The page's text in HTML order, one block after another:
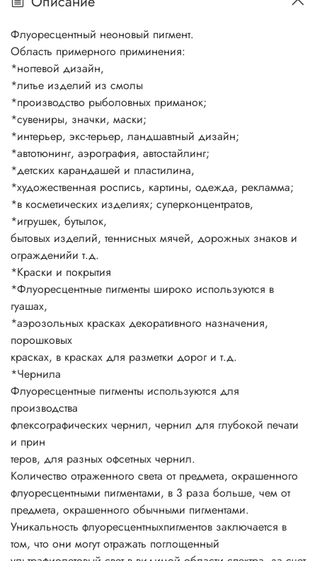
Флуоресцентные пигменты используются для
производства
флексографических чернил, чернил для глубокой печати
и прин
теров, для разных офсетных чернил.
Количество отраженного света от предмета, окрашенного
флуоресцентными пигментами, в 3 раза больше, чем от
предмета, окрашенного обычными пигментами.
Уникальность флуоресцентныхпигментов заключается в
том, что они могут отражать поглощенный
ультрафиолетовый свет в видимой области спектра, за счет
чего цвет пигмента выглядит более ярким и
привлекательным в сравнении с обычными пигментами.
Стандартизация
По своей природе флуоресцентные пигменты нетоксичны
и безопасны. В настоящее время не существует
международного стандарта для данного типа пигментов.
Однако при про
изводстве этих пигментов учитываются требования
следующих стандартов:
— EN 71 (часть 3), регламентирующий содержание
тяжелых металлов;
— ACMI—ASTM D 4236, подтверждающий нетоксичность;
— CTFA — разрешение для косметики;
— Резолюция АР 89 (1) — пищевой контакт.
Флуоресцентный неоновый пигмент.
Область примерного приминения:
*ногтевой дизайн,
*литье изделий из смолы
*производство рыболовных приманок;
*сувениры, значки, маски;
*интерьер, экс-терьер, ландшавтный дизайн;
*автотюнинг, аэрография, автостайлинг;
*детских карандашей и пластилина,
*художественная роспись, картины, одежда, рекламма;
*в косметических изделиях; суперконцентратов,
*игрушек, бутылок,
бытовых изделий, теннисных мячей, дорожных знаков и
огражденийи т.д.
*Краски и покрытия
*Флуоресцентные пигменты широко используются в
гуашах,
*аэрозольных красках декоративного назначения,
порошковых
красках, в красках для разметки дорог и т.д.
*Чернила
Флуоресцентные пигменты используются для
производства
флексографических чернил, чернил для глубокой печати
и прин
теров, для разных офсетных чернил.
Количество отраженного света от предмета, окрашенного
флуоресцентными пигментами, в 3 раза больше, чем от
предмета, окрашенного обычными пигментами.
Уникальность флуоресцентныхпигментов заключается в
том, что они могут отражать поглощенный